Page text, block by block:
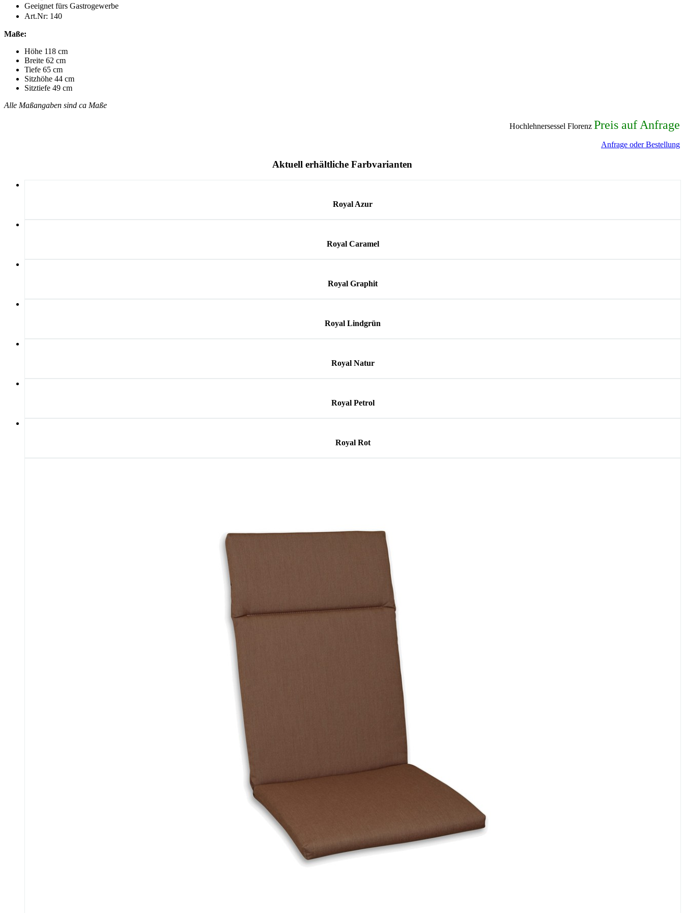
Geeignet fürs Gastrogewerbe
Art.Nr: 140
Maße:
Höhe 118 cm
Breite 62 cm
Tiefe 65 cm
Sitzhöhe 44 cm
Sitztiefe 49 cm
Alle Maßangaben sind ca Maße
Hochlehnersessel Florenz Preis auf Anfrage
Anfrage oder Bestellung
Aktuell erhältliche Farbvarianten
Royal Azur
Royal Caramel
Royal Graphit
Royal Lindgrün
Royal Natur
Royal Petrol
Royal Rot